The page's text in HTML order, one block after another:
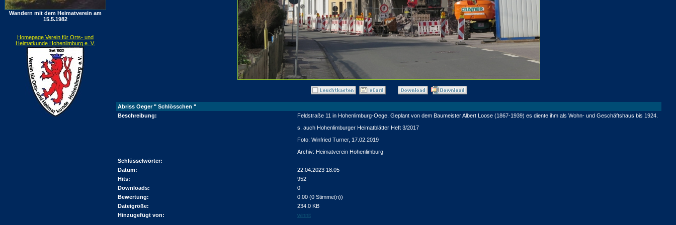
Wandern mit dem Heimatverein am
15.5.1982
Homepage Verein für Orts- und
Heimatkunde Hohenlimburg e. V.
Abriss Oeger " Schlösschen "
Beschreibung:
Feldstraße 11 in Hohenlimburg-Oege. Geplant von dem Baumeister Albert Loose (1867-1939) es diente ihm als Wohn- und Geschäftshaus bis 1924.
s. auch Hohenlimburger Heimatblätter Heft 3/2017
Foto: Winfried Turner, 17.02.2019
Archiv: Heimatverein Hohenlimburg
Schlüsselwörter:
Datum:
22.04.2023 18:05
Hits:
952
Downloads:
0
Bewertung:
0.00 (0 Stimme(n))
Dateigröße:
234.0 KB
Hinzugefügt von:
winnit